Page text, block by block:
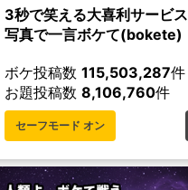
3秒で笑える大喜利サービス
写真で一言ボケて(bokete)
ボケ投稿数 115,503,287件
お題投稿数 8,106,760件
セーフモード オン